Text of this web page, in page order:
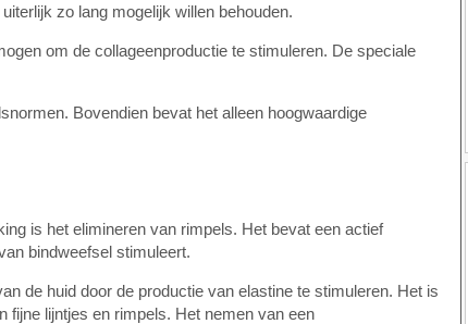
zo lang mogelijk willen behouden.
om de collageenproductie te stimuleren. De speciale
Bovendien bevat het alleen hoogwaardige
is het elimineren van rimpels. Het bevat een actief
bindweefsel stimuleert.
de huid door de productie van elastine te stimuleren. Het is
fijne lijntjes en rimpels. Het nemen van een